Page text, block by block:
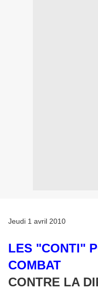
Jeudi 1 avril 2010
LES "CONTI"
COMBAT
CONTRE LA